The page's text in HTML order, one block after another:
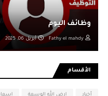
وظائف اليوم
Fathy el mahdy أبريل 06, 2025
الأقسام
أخبار ارض الله الوسعة